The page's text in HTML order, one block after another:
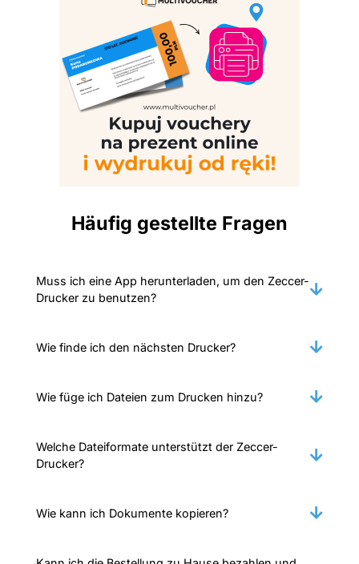
Häufig gestellte Fragen
Muss ich eine App herunterladen, um den Zeccer-
Drucker zu benutzen?
Wie finde ich den nächsten Drucker?
Wie füge ich Dateien zum Drucken hinzu?
Welche Dateiformate unterstützt der Zeccer-
Drucker?
Wie kann ich Dokumente kopieren?